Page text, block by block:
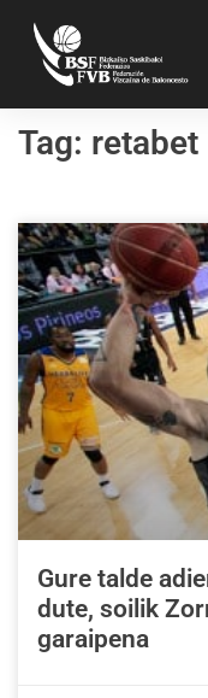
Tag: retabet
Gure talde
dute, soilik
garaipena